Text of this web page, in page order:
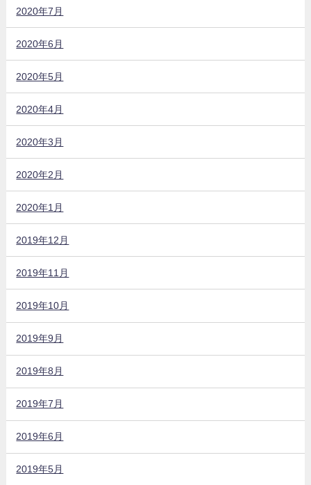
2020年7月
2020年6月
2020年5月
2020年4月
2020年3月
2020年2月
2020年1月
2019年12月
2019年11月
2019年10月
2019年9月
2019年8月
2019年7月
2019年6月
2019年5月